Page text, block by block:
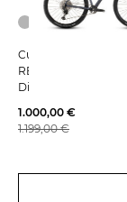
Cube | Kinder Mountainbike
REACTION SLX
Diamantrahmen
1.000,00 €
1.199,00 €